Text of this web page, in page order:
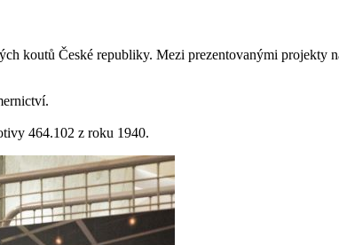
koutů České republiky. Mezi prezentovanými projekty
464.102 z roku 1940.